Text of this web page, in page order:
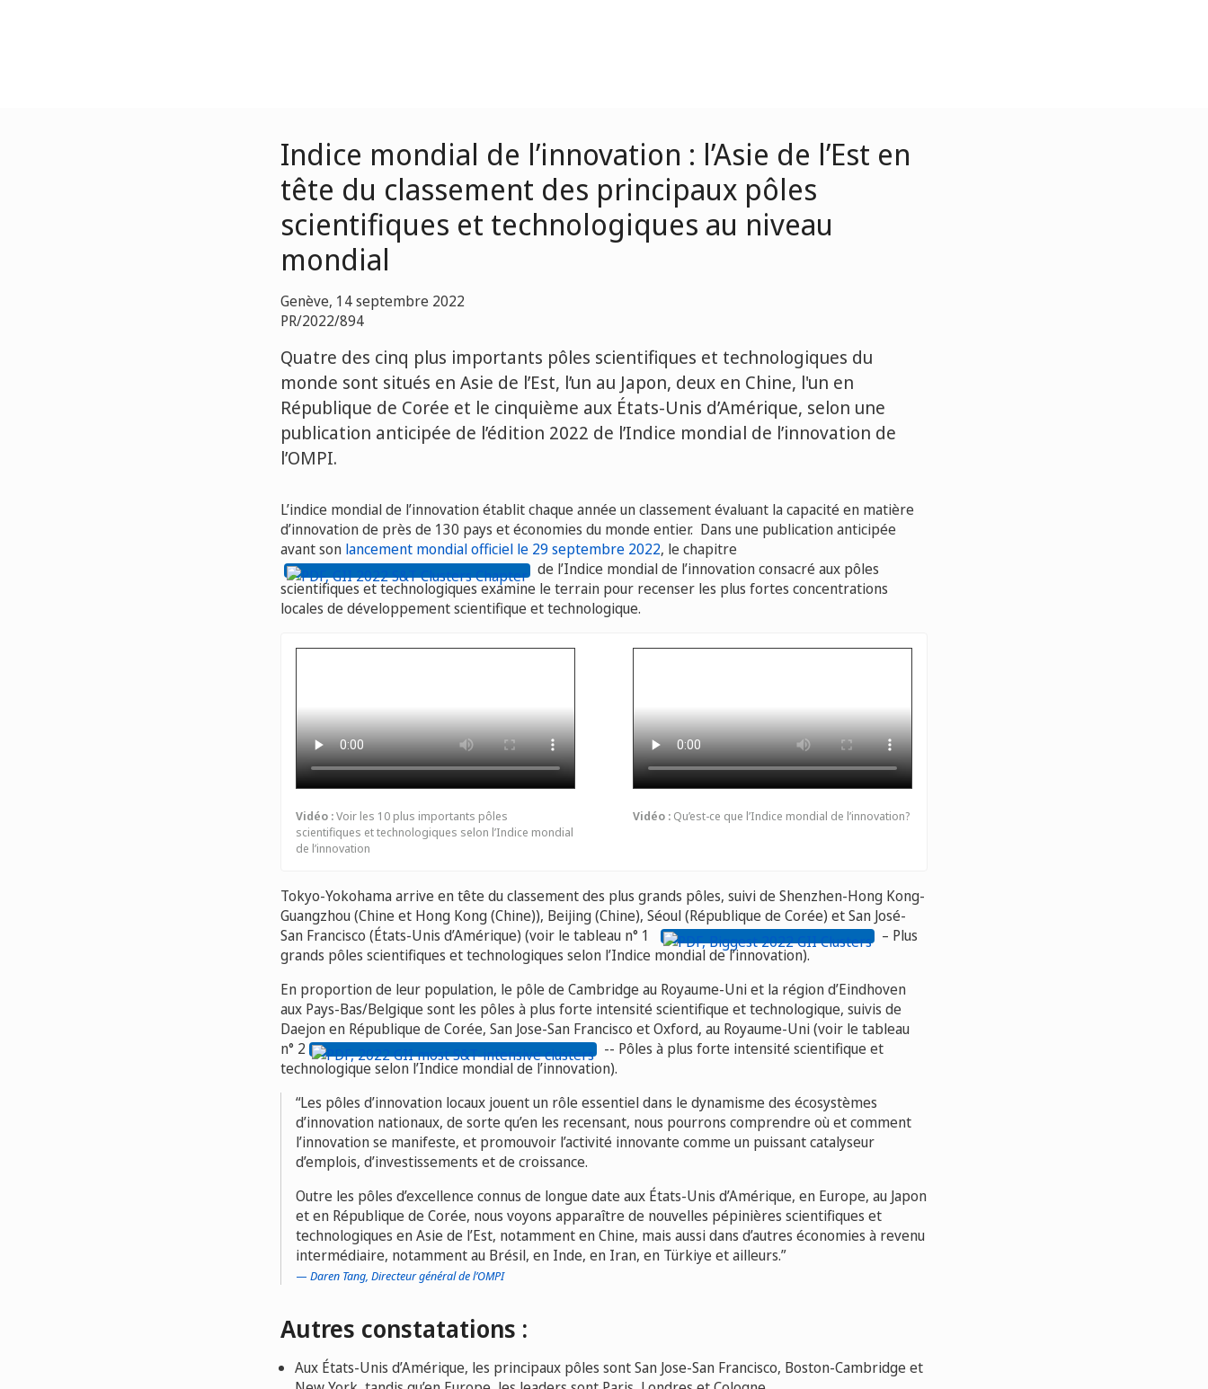
Indice mondial de l’innovation : l’Asie de l’Est en
tête du classement des principaux pôles
scientifiques et technologiques au niveau
mondial
Genève, 14 septembre 2022
PR/2022/894
Quatre des cinq plus importants pôles scientifiques et technologiques du
monde sont situés en Asie de l’Est, l’un au Japon, deux en Chine, l'un en
République de Corée et le cinquième aux États-Unis d’Amérique, selon une
publication anticipée de l’édition 2022 de l’Indice mondial de l’innovation de
l’OMPI.
L’indice mondial de l’innovation établit chaque année un classement évaluant la capacité en matière
d’innovation de près de 130 pays et économies du monde entier. Dans une publication anticipée
avant son lancement mondial officiel le 29 septembre 2022, le chapitre
de l’Indice mondial de l’innovation consacré aux pôles
scientifiques et technologiques examine le terrain pour recenser les plus fortes concentrations
locales de développement scientifique et technologique.
Vidéo :Voir les 10 plus importants pôles
scientifiques et technologiques selon l’Indice mondial
de l’innovation
Vidéo : Qu’est-ce que l’Indice mondial de l’innovation?
Tokyo-Yokohama arrive en tête du classement des plus grands pôles, suivi de Shenzhen-Hong Kong-
Guangzhou (Chine et Hong Kong (Chine)), Beijing (Chine), Séoul (République de Corée) et San José-
San Francisco (États-Unis d’Amérique) (voir le tableau n° 1
– Plus
grands pôles scientifiques et technologiques selon l’Indice mondial de l’innovation).
En proportion de leur population, le pôle de Cambridge au Royaume-Uni et la région d’Eindhoven
aux Pays-Bas/Belgique sont les pôles à plus forte intensité scientifique et technologique, suivis de
Daejon en République de Corée, San Jose-San Francisco et Oxford, au Royaume-Uni (voir le tableau
n° 2
-- Pôles à plus forte intensité scientifique et
technologique selon l’Indice mondial de l’innovation).
Les pôles d’innovation locaux jouent un rôle essentiel dans le dynamisme des écosystèmes
d’innovation nationaux, de sorte qu’en les recensant, nous pourrons comprendre où et comment
l’innovation se manifeste, et promouvoir l’activité innovante comme un puissant catalyseur
d’emplois, d’investissements et de croissance.
Outre les pôles d’excellence connus de longue date aux États-Unis d’Amérique, en Europe, au Japon
et en République de Corée, nous voyons apparaître de nouvelles pépinières scientifiques et
technologiques en Asie de l’Est, notamment en Chine, mais aussi dans d’autres économies à revenu
intermédiaire, notamment au Brésil, en Inde, en Iran, en Türkiye et ailleurs.
Daren Tang, Directeur général de l’OMPI
Autres constatations :
Aux États-Unis d’Amérique, les principaux pôles sont San Jose-San Francisco, Boston-Cambridge et